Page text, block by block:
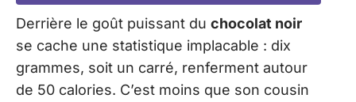
Derrière le goût puissant du chocolat noir
se cache une statistique implacable : dix
grammes, soit un carré, renferment autour
de 50 calories. C’est moins que son cousin